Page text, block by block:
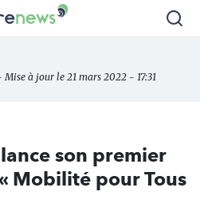
à jour le 21 mars 2022 - 17:31
son premier
Mobilité pour Tous